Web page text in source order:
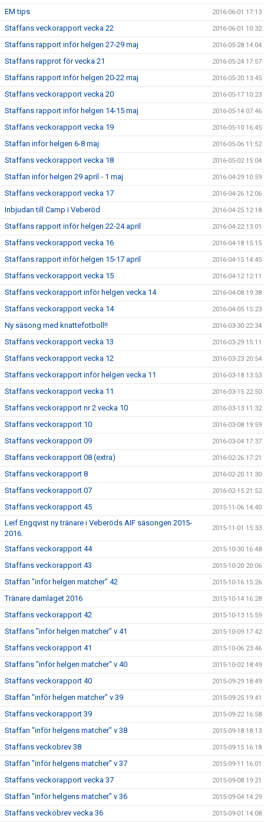
EM tips 2016-06-01 17:13
Staffans veckorapport vecka 22 2016-06-01 10:32
Staffans rapport inför helgen 27-29 maj 2016-05-28 14:04
Staffans rapprot för vecka 21 2016-05-24 17:57
Staffans rapport inför helgen 20-22 maj 2016-05-20 13:45
Staffans veckorapport vecka 20 2016-05-17 10:23
Staffans rapport inför helgen 14-15 maj 2016-05-14 07:46
Staffans veckorapport vecka 19 2016-05-10 16:45
Staffan inför helgen 6-8 maj 2016-05-06 11:52
Staffans veckorapport vecka 18 2016-05-02 15:04
Staffan inför helgen 29 april - 1 maj 2016-04-29 10:59
Staffans veckorapport vecka 17 2016-04-26 12:06
Inbjudan till Camp i Veberöd 2016-04-25 12:18
Staffans rapport inför helgen 22-24 april 2016-04-22 13:01
Staffans veckorapport vecka 16 2016-04-18 15:15
Staffans rapport inför helgen 15-17 april 2016-04-15 14:45
Staffans veckorapport vecka 15 2016-04-12 12:11
Staffans veckorapport inför helgen vecka 14 2016-04-08 19:38
Staffans veckorapport vecka 14 2016-04-05 15:23
Ny säsong med knattefotboll!! 2016-03-30 22:34
Staffans veckorapport vecka 13 2016-03-29 15:11
Staffans veckorapport vecka 12 2016-03-23 20:54
Staffans veckorapport inför helgen vecka 11 2016-03-18 13:53
Staffans veckorapport vecka 11 2016-03-15 22:50
Staffans veckorapport nr 2 vecka 10 2016-03-13 11:32
Staffans veckorapport 10 2016-03-08 19:59
Staffans veckorapport 09 2016-03-04 17:37
Staffans veckorapport 08 (extra) 2016-02-26 17:21
Staffans veckorapport 8 2016-02-20 11:30
Staffans veckorapport 07 2016-02-15 21:52
Staffans veckorapport 45 2015-11-06 14:40
Leif Engqvist ny tränare i Veberöds AIF säsongen 2015-
2016.
2015-11-01 15:33
Staffans veckorapport 44 2015-10-30 16:48
Staffans veckorapport 43 2015-10-20 20:06
Staffan "inför helgen matcher" 42 2015-10-16 15:26
Tränare damlaget 2016 2015-10-14 16:28
Staffans veckorapport 42 2015-10-13 15:59
Staffans "inför helgen matcher" v 41 2015-10-09 17:42
Staffans veckorapport 41 2015-10-06 23:46
Staffans "inför helgen matcher" v 40 2015-10-02 18:49
Staffans veckorapport 40 2015-09-29 18:49
Staffan "inför helgen matcher" v 39 2015-09-25 19:41
Staffans veckorapport 39 2015-09-22 16:58
Staffan "inför helgens matcher" v 38 2015-09-18 18:13
Staffans veckobrev 38 2015-09-15 16:18
Staffan "inför helgens matcher" v 37 2015-09-11 16:01
Staffans veckorapport vecka 37 2015-09-08 19:21
Staffan "inför helgens matcher" v 36 2015-09-04 14:29
Staffans veckobrev vecka 36 2015-09-01 14:08